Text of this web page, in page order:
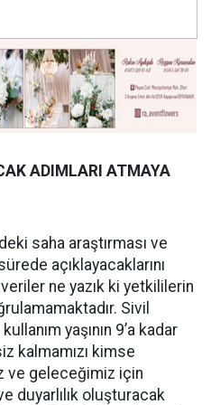
ADIMLARI ATMAYA
saha araştırması ve
açıklayacaklarını
ne yazık ki yetkililerin
Sivil
yaşının 9’a kadar
kalmamızı kimse
ve geleceğimiz için
duyarlılık oluşturacak